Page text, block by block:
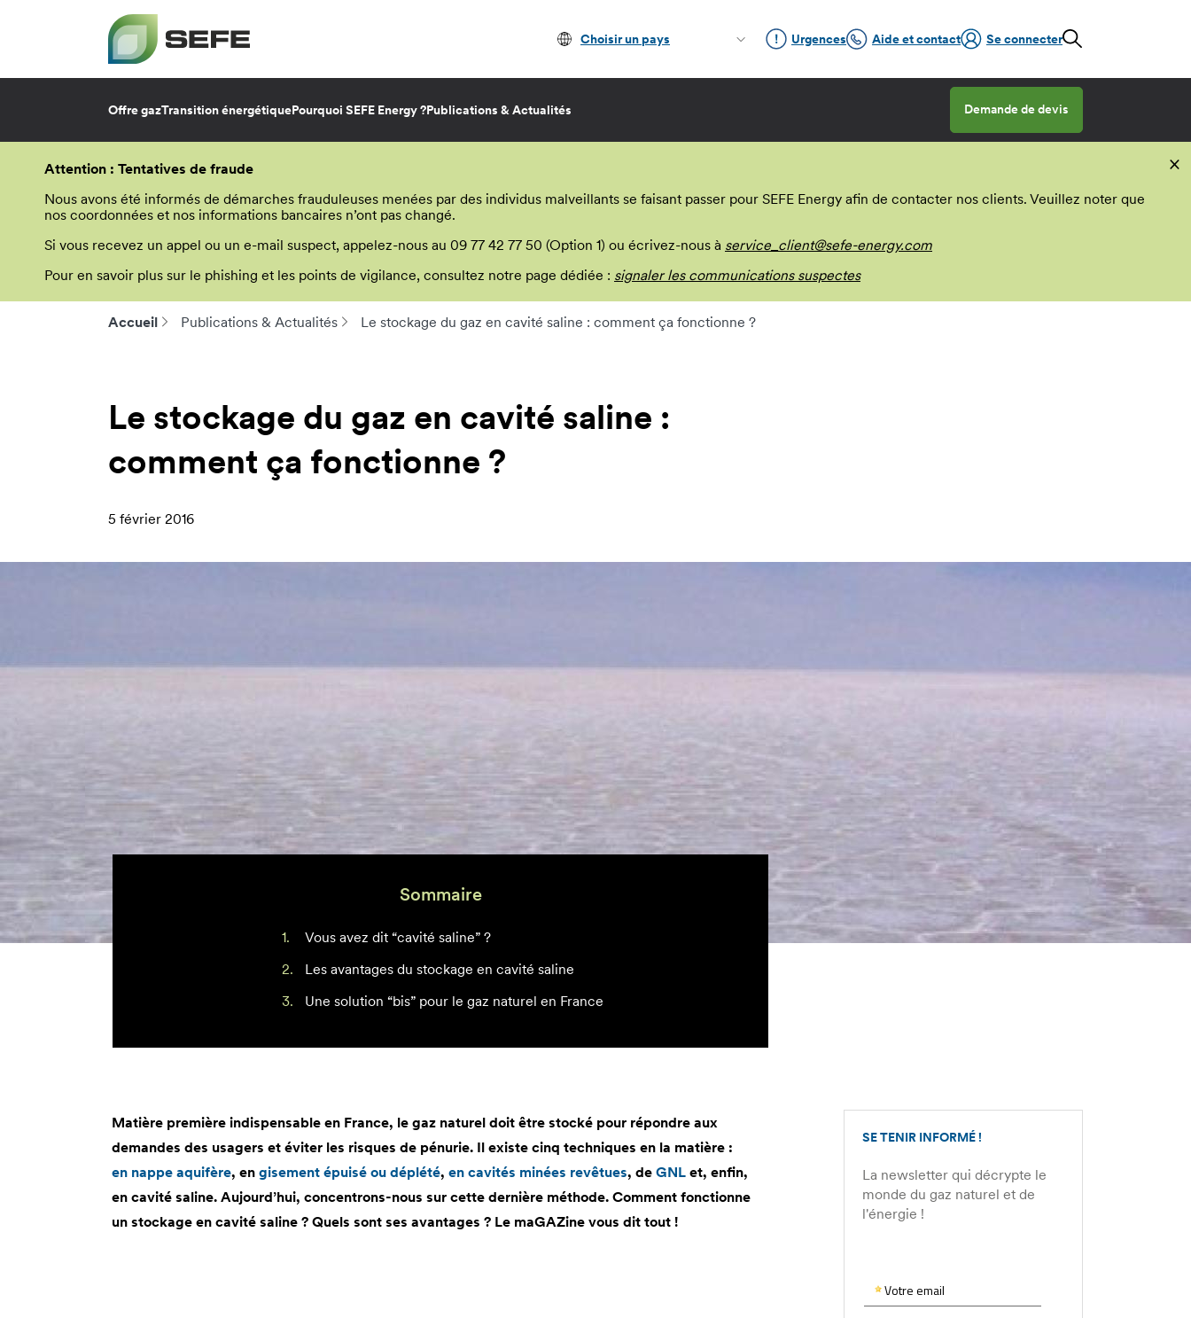
principal
Attention : Tentatives de fraude
Nous avons été informés de démarches frauduleuses menées par des individus malveillants se faisant passer pour SEFE Energy afin de contacter nos clients. Veuillez noter que
nos coordonnées et nos informations bancaires n’ont pas changé.
Si vous recevez un appel ou un e-mail suspect, appelez-nous au 09 77 42 77 50 (Option 1) ou écrivez-nous à service_client@sefe-energy.com
Pour en savoir plus sur le phishing et les points de vigilance, consultez notre page dédiée : signaler les communications suspectes
×
Choisir un pays Urgences Aide et contact Se connecter
Offre gazTransition énergétiquePourquoi SEFE Energy ?Publications & Actualités Demande de devis
Accueil Publications & Actualités Le stockage du gaz en cavité saline : comment ça fonctionne ?
Le stockage du gaz en cavité saline :
comment ça fonctionne ?
5 février 2016
Sommaire
Vous avez dit “cavité saline” ?
Les avantages du stockage en cavité saline
Une solution “bis” pour le gaz naturel en France
Matière première indispensable en France, le gaz naturel doit être stocké pour répondre aux
demandes des usagers et éviter les risques de pénurie. Il existe cinq techniques en la matière :
en nappe aquifère, en gisement épuisé ou déplété, en cavités minées revêtues, de GNL et, enfin,
en cavité saline. Aujourd’hui, concentrons-nous sur cette dernière méthode. Comment fonctionne
un stockage en cavité saline ? Quels sont ses avantages ? Le maGAZine vous dit tout !
SE TENIR INFORMÉ !
La newsletter qui décrypte le
monde du gaz naturel et de
l'énergie !